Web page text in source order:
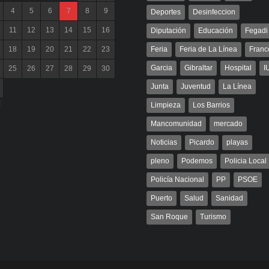
4 5 6 7 8 9
11 12 13 14 15 16
18 19 20 21 22 23
25 26 27 28 29 30
Deportes Desinfeccion
Diputación Educación Fegadi
Feria Feria de La Línea
Garcia Gibraltar Hospital
Junta Juventud La Línea
Limpieza Los Barrios
Mancomunidad mercado
Noticias Picardo playas
pleno Podemos Policia Local
Policía Nacional PP PSOE
Puerto Salud Sanidad
San Roque Turismo